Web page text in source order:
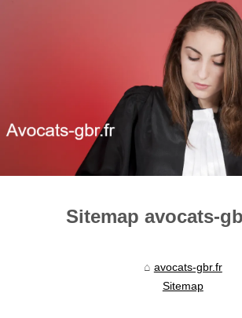
Sitemap avocats-
avocats-gbr.fr
Sitemap